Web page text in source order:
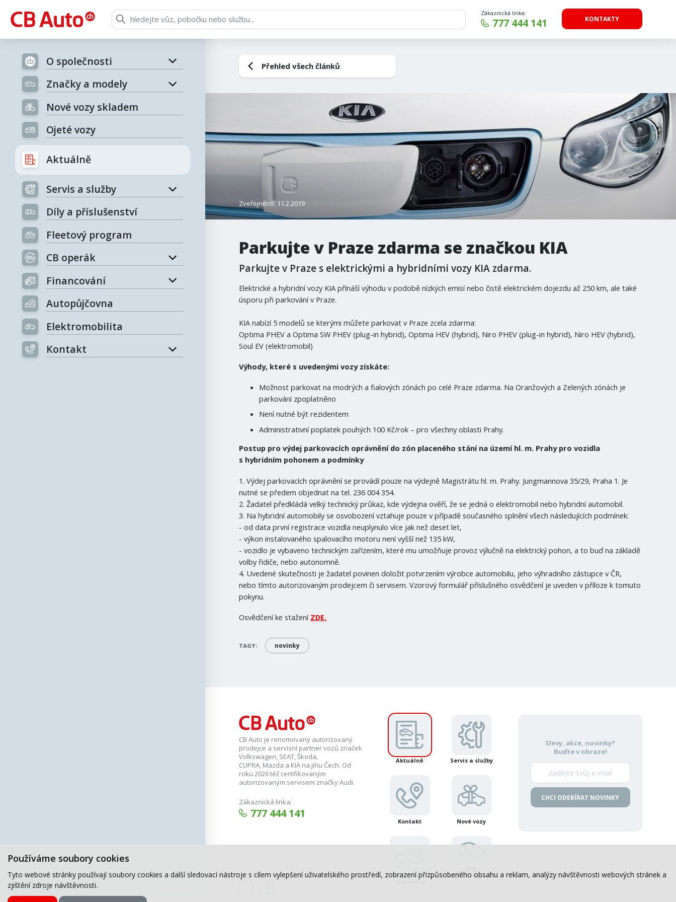
Používáme soubory cookies
Tyto webové stránky používají soubory cookies a další sledovací nástroje s cílem vylepšení uživatelského prostředí, zobrazení přizpůsobeného obsahu a reklam, analýzy návštěvnosti webových stránek a
zjištění zdroje návštěvnosti.
Zákaznická linka:
777 444 141 KONTAKTY
O společnosti
Značky a modely
Nové vozy skladem
Ojeté vozy
Aktuálně
Servis a služby
Díly a příslušenství
Fleetový program
CB operák
Financování
Autopůjčovna
Elektromobilita
Kontakt
Přehled všech článků
Zveřejněno: 11.2.2019
Parkujte v Praze zdarma se značkou KIA
Parkujte v Praze s elektrickými a hybridními vozy KIA zdarma.
Elektrické a hybridní vozy KIA přínáší výhodu v podobě nízkých emisí nebo čistě elektrickém dojezdu až 250 km, ale také
úsporu při parkování v Praze.
KIA nabízí 5 modelů se kterými můžete parkovat v Praze zcela zdarma:
Optima PHEV a Optima SW PHEV (plug-in hybrid), Optima HEV (hybrid), Niro PHEV (plug-in hybrid), Niro HEV (hybrid),
Soul EV (elektromobil)
Výhody, které s uvedenými vozy získáte:
Možnost parkovat na modrých a fialových zónách po celé Praze zdarma. Na Oranžových a Zelených zónách je
parkování zpoplatněno
Není nutné být rezidentem
Administrativní poplatek pouhých 100 Kč/rok – pro všechny oblasti Prahy.
Postup pro výdej parkovacích oprávnění do zón placeného stání na území hl. m. Prahy pro vozidla
s hybridním pohonem a podmínky
1. Výdej parkovacích oprávnění se provádí pouze na výdejně Magistrátu hl. m. Prahy. Jungmannova 35/29, Praha 1. Je
nutné se předem objednat na tel. 236 004 354.
2. Žadatel předkládá velký technický průkaz, kde výdejna ověří, že se jedná o elektromobil nebo hybridní automobil.
3. Na hybridní automobily se osvobození vztahuje pouze v případě současného splnění všech následujících podmínek:
- od data první registrace vozidla neuplynulo více jak než deset let,
- výkon instalovaného spalovacího motoru není vyšší než 135 kW,
- vozidlo je vybaveno technickým zařízením, které mu umožňuje provoz výlučně na elektrický pohon, a to buď na základě
volby řidiče, nebo autonomně.
4. Uvedené skutečnosti je žadatel povinen doložit potvrzením výrobce automobilu, jeho výhradního zástupce v ČR,
nebo tímto autorizovaným prodejcem či servisem. Vzorový formulář příslušného osvědčení je uveden v příloze k tomuto
pokynu.
Osvědčení ke stažení ZDE.
TAGY: novinky
CB Auto je renomovaný autorizovaný
prodejce a servisní partner vozů značek
Volkswagen, SEAT, Škoda,
CUPRA, Mazda a KIA na jihu Čech. Od
roku 2026 též certifikovaným
autorizovaným servisem značky Audi.
Zákaznická linka:
777 444 141
Aktuálně Servis a služby
Kontakt Nové vozy
Ojeté vozy
a příslušenství
Slevy, akce, novinky?
Buďte v obraze!
CHCI ODEBÍRAT NOVINKY